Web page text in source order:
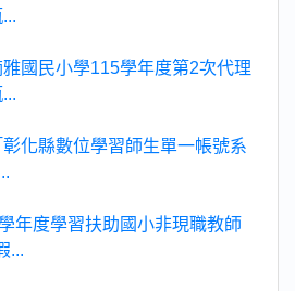
國民小學115學年度第2次代理
化縣數位學習師生單一帳號系
年度學習扶助國小非現職教師
...